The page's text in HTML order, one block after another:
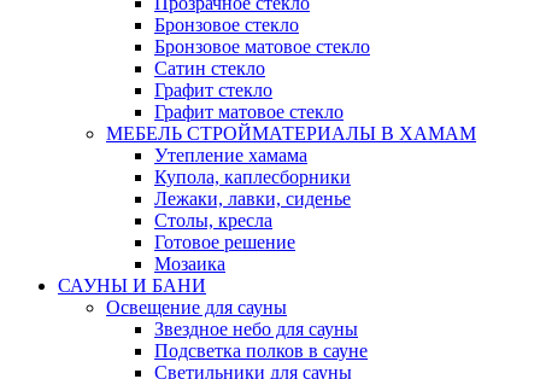
Бронзовое стекло
Бронзовое матовое стекло
Сатин стекло
Графит стекло
Графит матовое стекло
МЕБЕЛЬ СТРОЙМАТЕРИАЛЫ В ХАМАМ
Утепление хамама
Купола, каплесборники
Лежаки, лавки, сиденье
Столы, кресла
Готовое решение
Мозаика
САУНЫ И БАНИ
Освещение для сауны
Звездное небо для сауны
Подсветка полков в сауне
Светильники для сауны